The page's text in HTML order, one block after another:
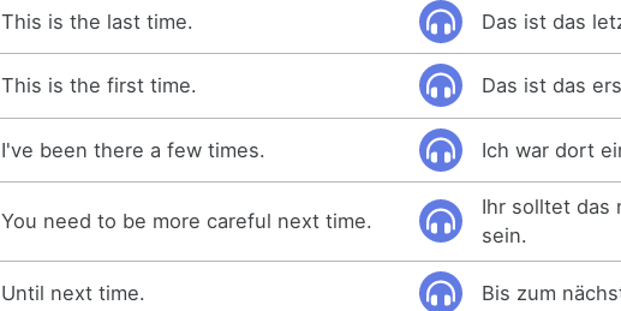
This is the last time. Das ist das
This is the first time. Das ist das
I've been there a few times. Ich war dort
You need to be more careful next time.
Ihr solltet das
sein.
Until next time. Bis zum